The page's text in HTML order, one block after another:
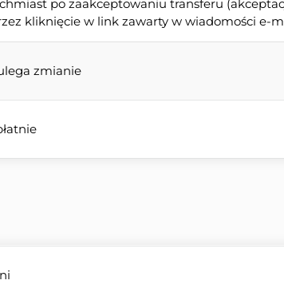
po zaakceptowaniu transferu
kliknięcie w link zawarty w wiadomości e-
zmianie